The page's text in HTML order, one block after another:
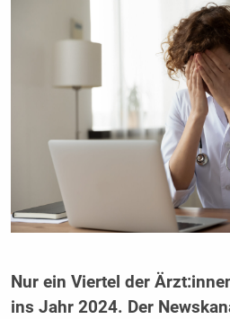
Nur ein Viertel der
ins Jahr 2024. Der